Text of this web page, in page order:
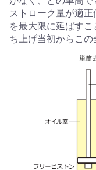
ストローク量が適
を最大限に延ばす
ち上げ当初からこの